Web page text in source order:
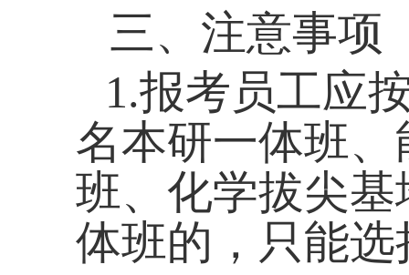
三、注意事项
1.报考员工应
名本研一体班
班、化学拔尖
体班的，只能